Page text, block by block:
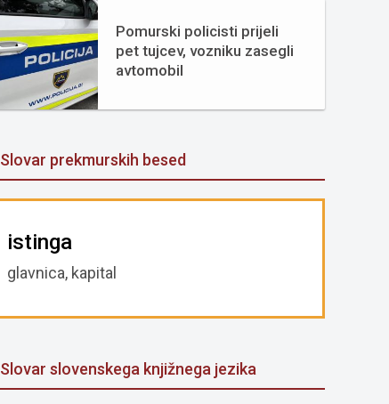
Pomurski policisti prijeli
pet tujcev, vozniku zasegli
avtomobil
Slovar prekmurskih besed
istinga
glavnica, kapital
Slovar slovenskega knjižnega jezika